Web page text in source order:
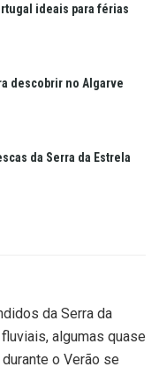
ideais para férias
descobrir no Algarve
da Serra da Estrela
da Serra da
algumas quase
o Verão se